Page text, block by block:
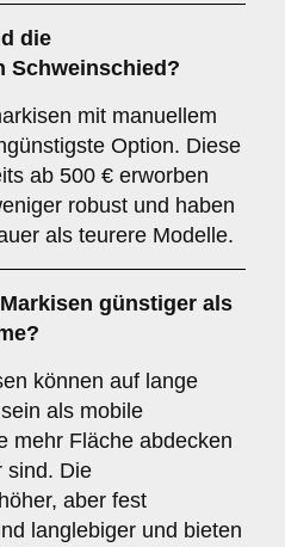
die
Schweinschied?
mit manuellem
Option. Diese
ab 500 € erworben
robust und haben
als teurere Modelle.
günstiger als
können auf lange
als mobile
mehr Fläche abdecken
sind. Die
aber fest
langlebiger und bieten